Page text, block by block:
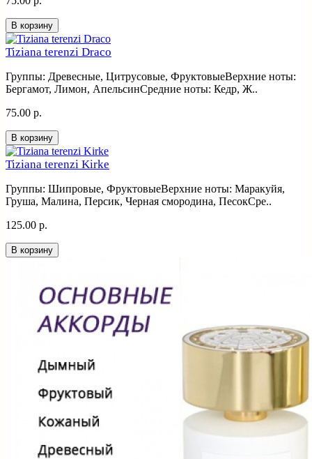
В корзину
Tiziana terenzi Draco
Группы: Древесные, Цитрусовые, ФруктовыеВерхние ноты:
Бергамот, Лимон, АпельсинСредние ноты: Кедр, Ж..
75.00 р.
В корзину
Tiziana terenzi Kirke
Группы: Шипровые, ФруктовыеВерхние ноты: Маракуйя,
Груша, Малина, Персик, Черная смородина, ПесокСре..
125.00 р.
В корзину